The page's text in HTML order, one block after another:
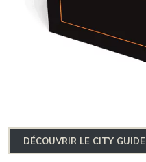
DÉCOUVRIR LE CITY GUIDE